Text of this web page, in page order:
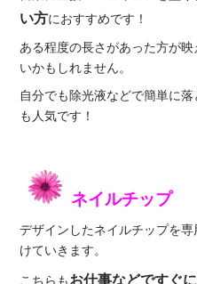
い方におすすめです！
ある程度の長さがあった方が
いかもしれません。
自分でも除光液などで簡単に
も人気です！
ネイルチップ
デザインしたネイルチップを
けていきます。
こちらもお仕事などですぐ